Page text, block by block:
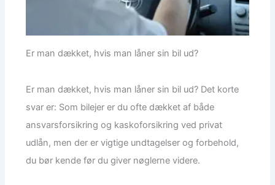
Er man dækket, hvis man låner sin bil ud?
Er man dækket, hvis man låner sin bil ud? Det korte
svar er: Som bilejer er du ofte dækket af både
ansvarsforsikring og kaskoforsikring ved privat
udlån, men der er vigtige undtagelser og forbehold,
du bør kende før du giver nøglerne videre.